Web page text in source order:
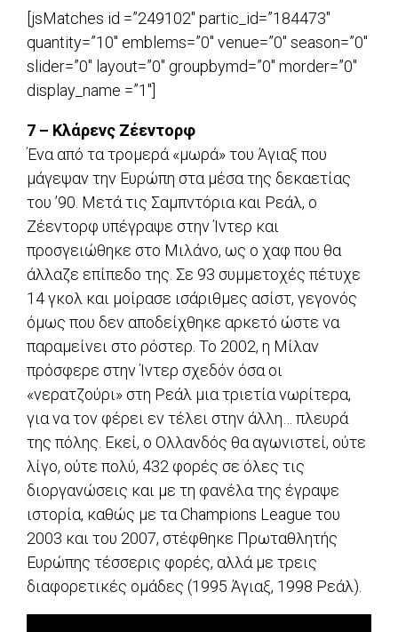
[jsMatches id =”249102″ partic_id=”184473″
quantity=”10″ emblems=”0″ venue=”0″ season=”0″
slider=”0″ layout=”0″ groupbymd=”0″ morder=”0″
display_name =”1″]
7 – Κλάρενς Ζέεντορφ
Ένα από τα τρομερά «μωρά» του Άγιαξ που
μάγεψαν την Ευρώπη στα μέσα της δεκαετίας
του ’90. Μετά τις Σαμπντόρια και Ρεάλ, ο
Ζέεντορφ υπέγραψε στην Ίντερ και
προσγειώθηκε στο Μιλάνο, ως ο χαφ που θα
άλλαζε επίπεδο της. Σε 93 συμμετοχές πέτυχε
14 γκολ και μοίρασε ισάριθμες ασίστ, γεγονός
όμως που δεν αποδείχθηκε αρκετό ώστε να
παραμείνει στο ρόστερ. Το 2002, η Μίλαν
πρόσφερε στην Ίντερ σχεδόν όσα οι
«νερατζούρι» στη Ρεάλ μια τριετία νωρίτερα,
για να τον φέρει εν τέλει στην άλλη… πλευρά
της πόλης. Εκεί, ο Ολλανδός θα αγωνιστεί, ούτε
λίγο, ούτε πολύ, 432 φορές σε όλες τις
διοργανώσεις και με τη φανέλα της έγραψε
ιστορία, καθώς με τα Champions League του
2003 και του 2007, στέφθηκε Πρωταθλητής
Ευρώπης τέσσερις φορές, αλλά με τρεις
διαφορετικές ομάδες (1995 Άγιαξ, 1998 Ρεάλ).